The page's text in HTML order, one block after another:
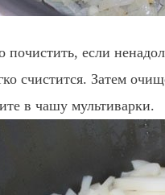
почистить, если
счистится. Затем
в чашу мультиварки.